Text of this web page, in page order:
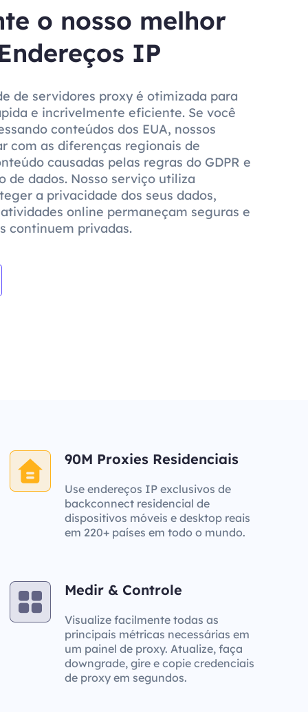
o nosso melhor
IP
de servidores proxy é otimizada para
e incrivelmente eficiente. Se você
conteúdos dos EUA, nossos
com as diferenças regionais de
causadas pelas regras do GDPR e
de dados. Nosso serviço utiliza
a privacidade dos seus dados,
online permaneçam seguras e
continuem privadas.
90M Proxies Residenciais
Use endereços IP exclusivos de
backconnect residencial de
dispositivos móveis e desktop reais
em 220+ países em todo o mundo.
Medir & Controle
Visualize facilmente todas as
principais métricas necessárias em
um painel de proxy. Atualize, faça
downgrade, gire e copie credenciais
de proxy em segundos.